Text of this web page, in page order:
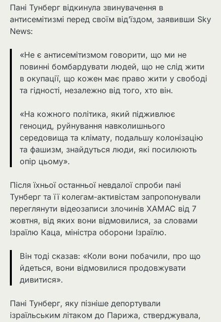
Пані Тунберг відкинула звинувачення в
антисемітизмі перед своїм від’їздом, заявивши Sky
News:
«Не є антисемітизмом говорити, що ми не
повинні бомбардувати людей, що не слід жити
в окупації, що кожен має право жити у свободі
та гідності, незалежно від того, хто він.
«На кожного політика, який підживлює
геноцид, руйнування навколишнього
середовища та клімату, подальшу колонізацію
та фашизм, знайдуться люди, які посилюють
опір цьому».
Після їхньої останньої невдалої спроби пані
Тунберг та її колегам-активістам запропонували
переглянути відеозаписи злочинів ХАМАС від 7
жовтня, від яких вони відмовилися, за словами
Ізраїлю Каца, міністра оборони Ізраїлю.
Він тоді сказав: «Коли вони побачили, про що
йдеться, вони відмовилися продовжувати
дивитися».
Пані Тунберг, яку пізніше депортували
ізраїльським літаком до Парижа, стверджувала,